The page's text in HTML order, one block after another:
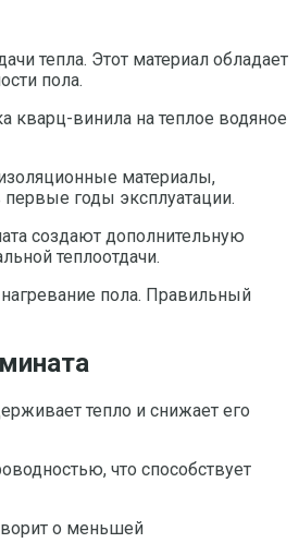
тепла. Этот материал обладает
пола.
кварц-винила на теплое водяное
материалы,
годы эксплуатации.
создают дополнительную
теплоотдачи.
пола. Правильный
тепло и снижает его
что способствует
о меньшей